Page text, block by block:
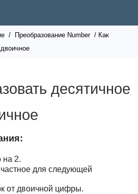
/ Преобразование Number / Как
десятичное
на 2.
для следующей
от двоичной цифры.